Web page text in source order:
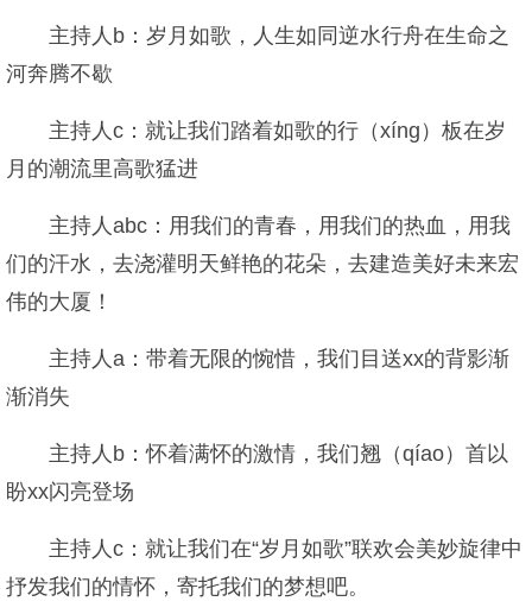
主持人b：岁月如歌，人生如同逆水行舟在生命之
河奔腾不歇
主持人c：就让我们踏着如歌的行（xíng）板在岁
月的潮流里高歌猛进
主持人abc：用我们的青春，用我们的热血，用我
们的汗水，去浇灌明天鲜艳的花朵，去建造美好未来宏
伟的大厦！
主持人a：带着无限的惋惜，我们目送xx的背影渐
渐消失
主持人b：怀着满怀的激情，我们翘（qíao）首以
盼xx闪亮登场
主持人c：就让我们在“岁月如歌”联欢会美妙旋律中
抒发我们的情怀，寄托我们的梦想吧。